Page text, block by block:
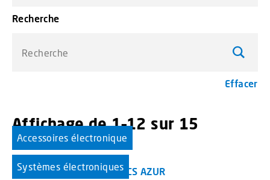
Recherche
Effacer
Affichage de 1–12 sur 15
résultatsmenu_order title
Accessoires électronique
Systèmes électroniques